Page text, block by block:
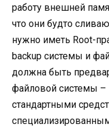
работу внешней
что они будто
нужно иметь Root-
backup системы и
должна быть
файловой системы –
стандартными